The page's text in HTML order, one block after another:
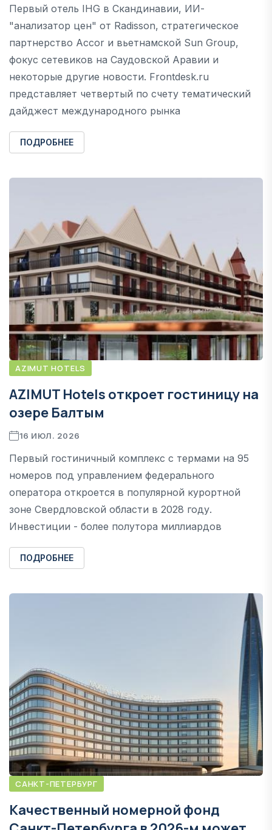
Первый отель IHG в Скандинавии, ИИ-
"анализатор цен" от Radisson, стратегическое
партнерство Accor и вьетнамской Sun Group,
фокус сетевиков на Саудовской Аравии и
некоторые другие новости. Frontdesk.ru
представляет четвертый по счету тематический
дайджест международного рынка
ПОДРОБНЕЕ
AZIMUT HOTELS
AZIMUT Hotels откроет гостиницу на
озере Балтым
16 ИЮЛ. 2026
Первый гостиничный комплекс с термами на 95
номеров под управлением федерального
оператора откроется в популярной курортной
зоне Свердловской области в 2028 году.
Инвестиции - более полутора миллиардов
ПОДРОБНЕЕ
САНКТ-ПЕТЕРБУРГ
Качественный номерной фонд